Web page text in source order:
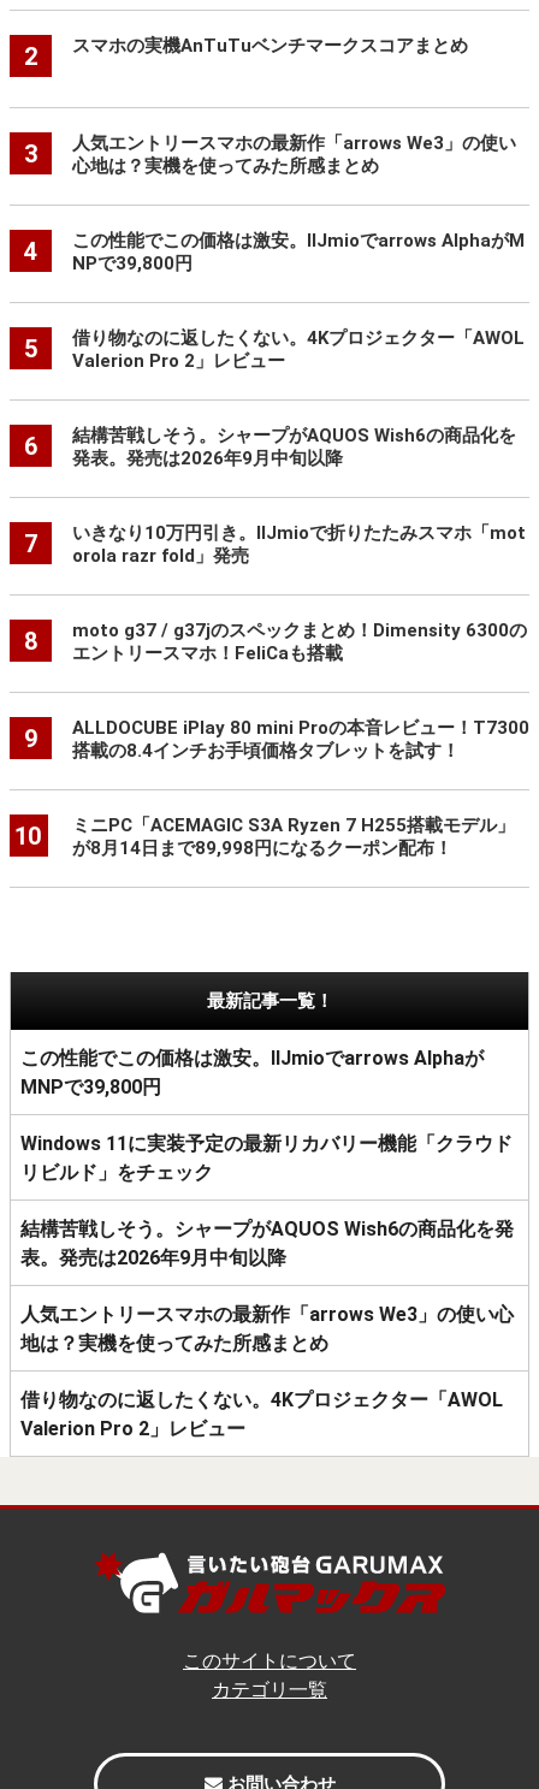
2 スマホの実機AnTuTuベンチマークスコアまとめ
3
人気エントリースマホの最新作「arrows We3」の使い
心地は？実機を使ってみた所感まとめ
4
この性能でこの価格は激安。IIJmioでarrows AlphaがM
NPで39,800円
5
借り物なのに返したくない。4Kプロジェクター「AWOL
Valerion Pro 2」レビュー
6
結構苦戦しそう。シャープがAQUOS Wish6の商品化を
発表。発売は2026年9月中旬以降
7
いきなり10万円引き。IIJmioで折りたたみスマホ「mot
orola razr fold」発売
8
moto g37 / g37jのスペックまとめ！Dimensity 6300の
エントリースマホ！FeliCaも搭載
9
ALLDOCUBE iPlay 80 mini Proの本音レビュー！T7300
搭載の8.4インチお手頃価格タブレットを試す！
10
ミニPC「ACEMAGIC S3A Ryzen 7 H255搭載モデル」
が8月14日まで89,998円になるクーポン配布！
最新記事一覧！
この性能でこの価格は激安。IIJmioでarrows Alphaが
MNPで39,800円
Windows 11に実装予定の最新リカバリー機能「クラウド
リビルド」をチェック
結構苦戦しそう。シャープがAQUOS Wish6の商品化を発
表。発売は2026年9月中旬以降
人気エントリースマホの最新作「arrows We3」の使い心
地は？実機を使ってみた所感まとめ
借り物なのに返したくない。4Kプロジェクター「AWOL
Valerion Pro 2」レビュー
このサイトについて
カテゴリ一覧